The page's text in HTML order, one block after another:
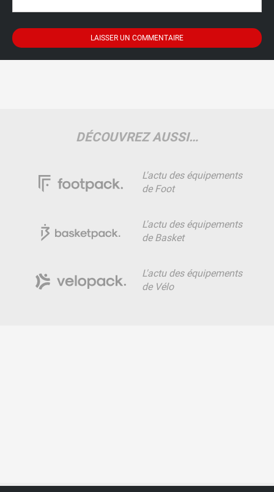
DÉCOUVREZ AUSSI…
L'actu des équipements
de Foot
L'actu des équipements
de Basket
L'actu des équipements
de Vélo